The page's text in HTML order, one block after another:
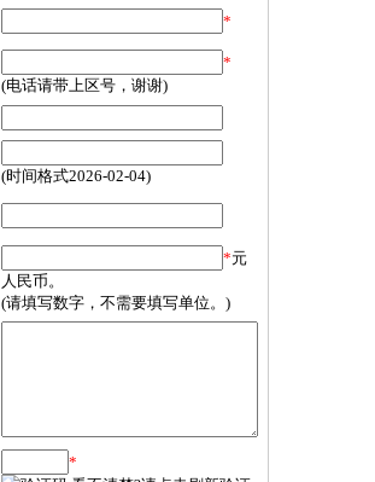
*
*
(电话请带上区号，谢谢)
(时间格式2026-02-04)
*元
人民币。
(请填写数字，不需要填写单位。)
*